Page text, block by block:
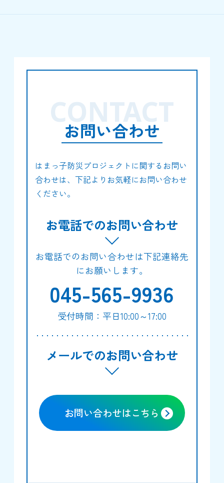
お問い合わせ
CONTACT
はまっ子防災プロジェクトに関するお問い
合わせは、下記よりお気軽にお問い合わせ
ください。
お電話でのお問い合わせ
お電話でのお問い合わせは下記連絡先
にお願いします。
045-565-9936
受付時間：平日10:00～17:00
メールでのお問い合わせ
お問い合わせはこちら